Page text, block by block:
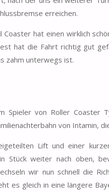
erreichen.
hat einen wirklich
hat die Fahrt richtig gut
zahm unterwegs ist.
Spieler von Roller Coaster
von Intamin,
Lift und einer
Stück weiter nach oben,
wir nun schnell die
es gleich in eine längere